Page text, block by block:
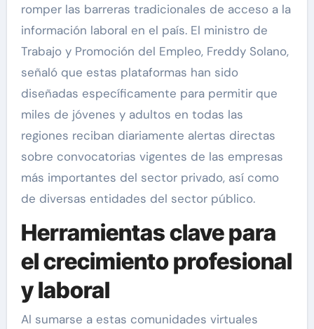
romper las barreras tradicionales de acceso a la
información laboral en el país. El ministro de
Trabajo y Promoción del Empleo, Freddy Solano,
señaló que estas plataformas han sido
diseñadas específicamente para permitir que
miles de jóvenes y adultos en todas las
regiones reciban diariamente alertas directas
sobre convocatorias vigentes de las empresas
más importantes del sector privado, así como
de diversas entidades del sector público.
Herramientas clave para
el crecimiento profesional
y laboral
Al sumarse a estas comunidades virtuales